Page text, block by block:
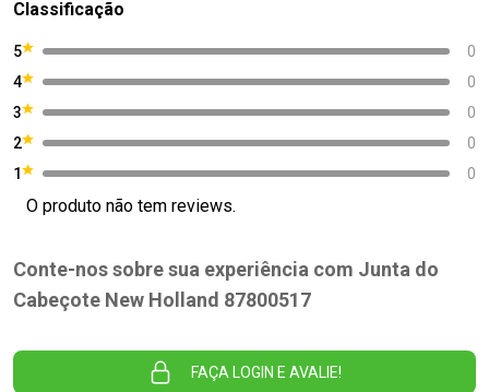
Classificação
5
0
4
0
3
0
2
0
1
0
O produto não tem reviews.
Conte-nos sobre sua experiência com Junta do
Cabeçote New Holland 87800517
FAÇA LOGIN E AVALIE!